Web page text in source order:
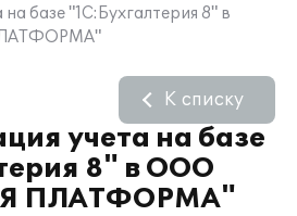
базе "1С:Бухгалтерия 8" в
учета на базе
8" в ООО
ПЛАТФОРМА"
К списку